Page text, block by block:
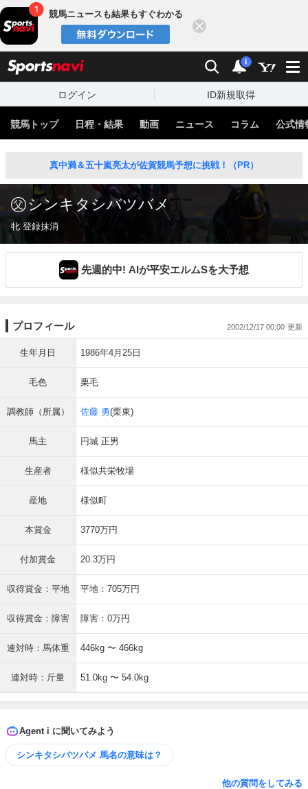
競馬ニュースも結果もすぐわかる
検索 通知
i
ログイン ID新規取得
競馬トップ 日程・結果 動画 ニュース コラム 公式情
真中満＆五十嵐亮太が佐賀競馬予想に挑戦！（PR）
シンキタシバツバメ
牝 登録抹消
先週的中! AIが平安エルムSを大予想
プロフィール 2002/12/17 00:00
生年月日 1986年4月25日
毛色 栗毛
調教師（所属） 佐藤 勇(栗東)
馬主 円城 正男
生産者 様似共栄牧場
産地 様似町
本賞金 3770万円
付加賞金 20.3万円
収得賞金：平地 平地：705万円
収得賞金：障害 障害：0万円
連対時：馬体重 446kg 〜 466kg
連対時：斤量 51.0kg 〜 54.0kg
Agent i に聞いてみよう
シンキタシバツバメ 馬名の意味は？
他の質問をしてみる